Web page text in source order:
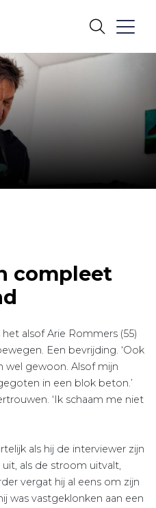
compleet
alsof Arie Rommers (55)
Een bevrijding. ‘Ook
wel gewoon. Alsof mijn
in een blok beton.’
‘Ik schaam me niet
als hij de interviewer zijn
als de stroom uitvalt,
vergat hij al eens om zijn
was vastgeklonken aan een